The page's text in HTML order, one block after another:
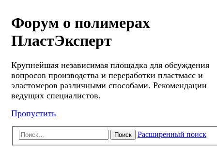
Форум о полимерах
ПластЭксперт
Крупнейшая независимая площадка для обсуждения
вопросов производства и переработки пластмасс и
эластомеров различными способами. Рекомендации
ведущих специалистов.
Пропустить
Поиск Расширенный поиск